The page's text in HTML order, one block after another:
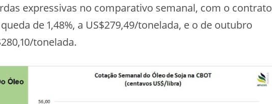
expressivas no comparativo semanal, com o contrato
de 1,48%, a US$279,49/tonelada, e o de outubro
tonelada.